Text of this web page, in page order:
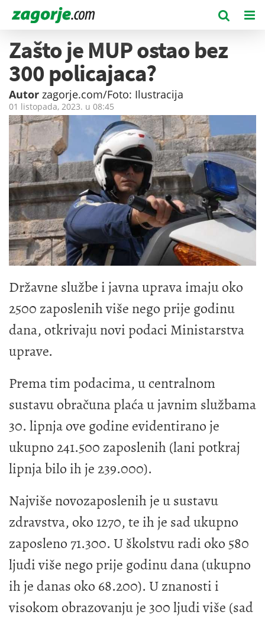
Zašto je MUP ostao bez
300 policajaca?
Autor zagorje.com/Foto: Ilustracija
01 listopada, 2023. u 08:45
Državne službe i javna uprava imaju oko
2500 zaposlenih više nego prije godinu
dana, otkrivaju novi podaci Ministarstva
uprave.
Prema tim podacima, u centralnom
sustavu obračuna plaća u javnim službama
30. lipnja ove godine evidentirano je
ukupno 241.500 zaposlenih (lani potkraj
lipnja bilo ih je 239.000).
Najviše novozaposlenih je u sustavu
zdravstva, oko 1270, te ih je sad ukupno
zaposleno 71.300. U školstvu radi oko 580
ljudi više nego prije godinu dana (ukupno
ih je danas oko 68.200). U znanosti i
visokom obrazovanju je 300 ljudi više (sad